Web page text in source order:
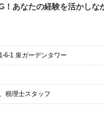
あなたの経験を活かし
6-1 泉ガーデンタワー
税理士スタッフ